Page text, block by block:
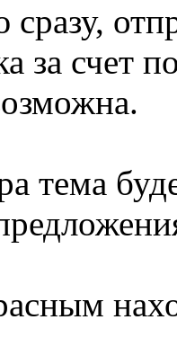
за счет
тема